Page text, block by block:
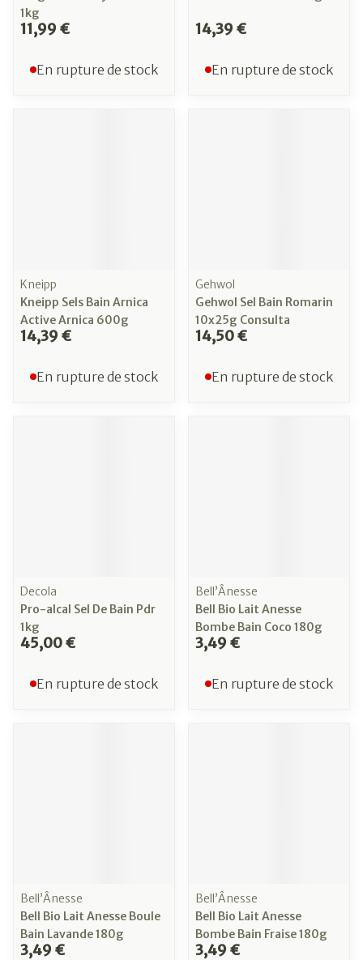
1kg
11,99 €
En rupture de stock
14,39 €
En rupture de stock
Kneipp
Kneipp Sels Bain Arnica
Active Arnica 600g
14,39 €
En rupture de stock
Gehwol
Gehwol Sel Bain Romarin
10x25g Consulta
14,50 €
En rupture de stock
Decola
Pro-alcal Sel De Bain Pdr
1kg
45,00 €
En rupture de stock
Bell’Ânesse
Bell Bio Lait Anesse
Bombe Bain Coco 180g
3,49 €
En rupture de stock
Bell’Ânesse
Bell Bio Lait Anesse Boule
Bain Lavande 180g
3,49 €
Bell’Ânesse
Bell Bio Lait Anesse
Bombe Bain Fraise 180g
3,49 €